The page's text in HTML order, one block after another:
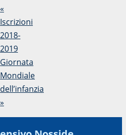
«
Iscrizioni
2018-
2019
Giornata
Mondiale
dell’infanzia
»